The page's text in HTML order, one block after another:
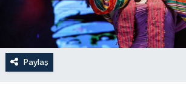
Paylaş
Sağlık
Siyaset